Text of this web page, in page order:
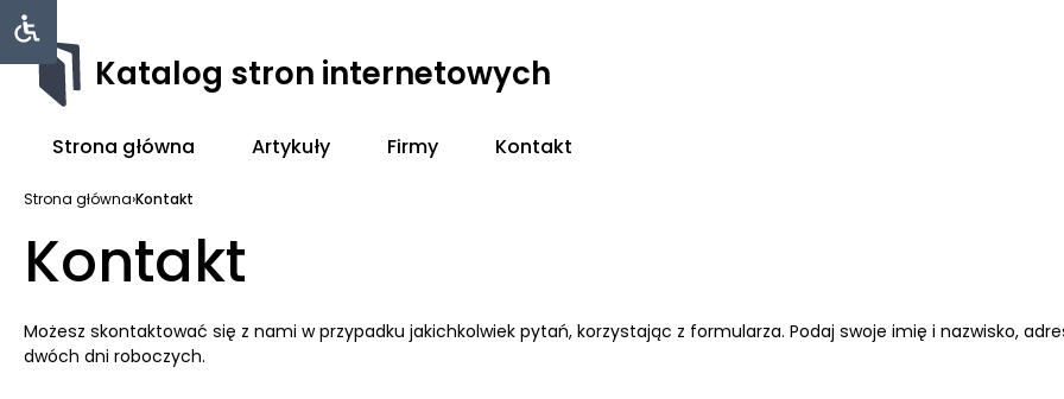
Katalog stron internetowych
Strona główna Artykuły Firmy Kontakt
Strona główna›Kontakt
Kontakt
Możesz skontaktować się z nami w przypadku jakichkolwiek pytań, korzystając z formularza. Podaj swoje imię i nazwisko,
dwóch dni roboczych.